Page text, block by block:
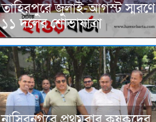
তাহিরপুরে জুলাই-আগস্ট স্মরণে
১১ দলের শোভাযাত্রা